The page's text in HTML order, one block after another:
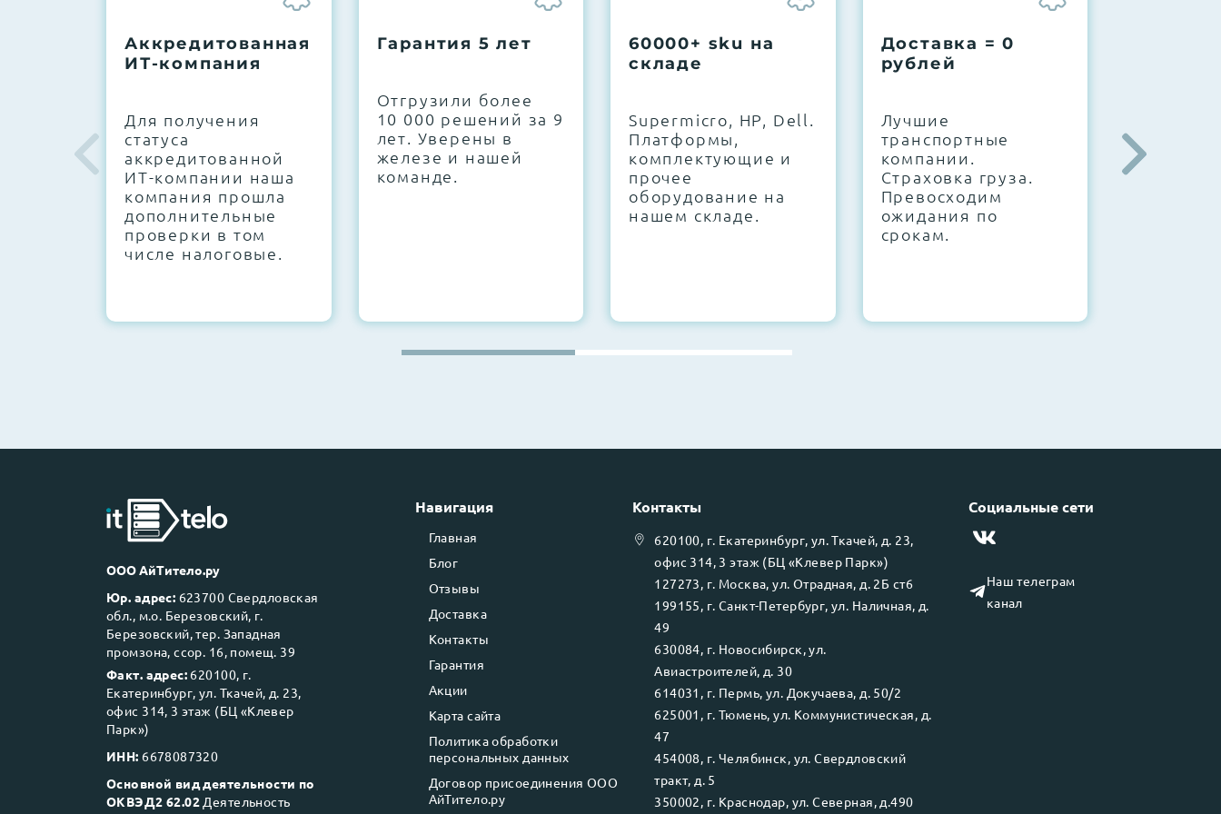
Next Business Day (NBD)
Аккредитованная
ИТ-компания
Для получения
статуса
аккредитованной
ИТ-компании наша
компания прошла
дополнительные
проверки в том
числе налоговые.
Гарантия 5 лет
Отгрузили более
10 000 решений за 9
лет. Уверены в
железе и нашей
команде.
60000+ sku на
складе
Supermicro, HP, Dell.
Платформы,
комплектующие и
прочее
оборудование на
нашем складе.
Доставка = 0
рублей
Лучшие
транспортные
компании.
Страховка груза.
Превосходим
ожидания по
срокам.
штате.
10000+
ООО АйТитело.ру
Юр. адрес: 623700 Свердловская
обл., м.о. Березовский, г.
Березовский, тер. Западная
промзона, ссор. 16, помещ. 39
Факт. адрес: 620100, г.
Екатеринбург, ул. Ткачей, д. 23,
офис 314, 3 этаж (БЦ «Клевер
Парк»)
ИНН: 6678087320
Основной вид деятельности по
ОКВЭД2 62.02 Деятельность
Навигация
Главная
Блог
Отзывы
Доставка
Контакты
Гарантия
Акции
Карта сайта
Политика обработки
персональных данных
Договор присоединения ООО
АйТитело.ру
Контакты
620100, г. Екатеринбург, ул.Ткачей, д. 23,
офис 314, 3 этаж (БЦ «Клевер Парк»)
127273, г. Москва, ул. Отрадная, д. 2Б ст6
199155, г. Санкт-Петербург, ул. Наличная, д.
49
630084, г. Новосибирск, ул.
Авиастроителей, д. 30
614031 , г. Пермь, ул. Докучаева, д. 50/2
625001 , г. Тюмень, ул. Коммунистическая, д.
47
454008, г. Челябинск, ул.Свердловский
тракт, д. 5
350002, г. Краснодар, ул.Северная, д.490
Социальные сети
Наш телеграм
канал